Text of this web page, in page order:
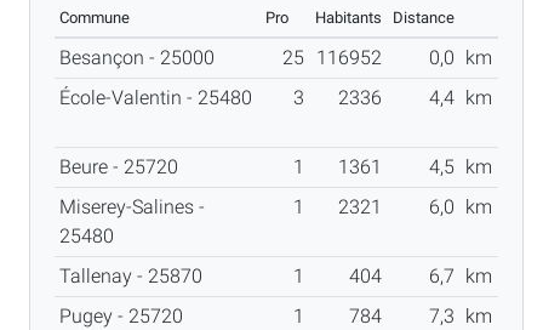
Commune
Pro
Habitants Distance
Besançon - 25000 25 116952 0,0
km
École-Valentin - 25480
3 2336 4,4 km
Beure - 25720 1 1361 4,5 km
Miserey-Salines -
25480
1 2321 6,0 km
Tallenay - 25870 1 404 6,7
km
Pugey - 25720
1 784 7,3
km